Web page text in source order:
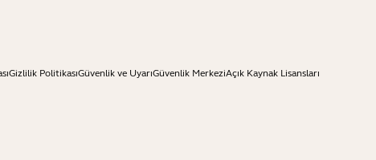
Gizlilik PolitikasıGüvenlik ve UyarıGüvenlik MerkeziAçık Kaynak Lisansları